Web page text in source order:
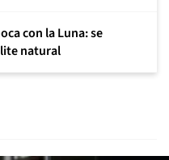
con la Luna: se
natural